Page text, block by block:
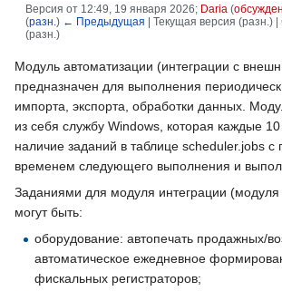
Версия от 12:49, 19 января 2026; Daria (
(разн. ) ← Предыдущая | Текущая версия
(разн.)
Модуль автоматизации (интеграции с
предназначен для выполнения
импорта, экспорта, обработки данных.
из себя службу Windows, которая каждые
наличие заданий в таблице scheduler.jobs
временем следующего выполнения и
Заданиями для модуля интеграции (модуля
могут быть:
оборудование: автопечать продажных/
автоматическое ежедневное
фискальных регистраторов;